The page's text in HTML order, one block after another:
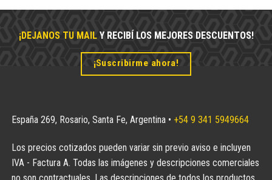
¡DEJANOS TU MAILY RECIBÍ LOS MEJORES DESCUENTOS!
¡Suscribirme ahora!
España 269, Rosario, Santa Fe, Argentina • +54 9 341 5949664
Los precios cotizados pueden variar sin previo aviso e incluyen
IVA - Factura A. Todas las imágenes y descripciones comerciales
no son contractuales. Las descripciones de todos los productos